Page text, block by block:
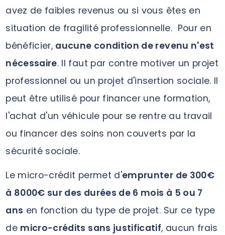
avez de faibles revenus ou si vous êtes en
situation de fragilité professionnelle. Pour en
bénéficier, aucune condition de revenu n'est
nécessaire. Il faut par contre motiver un projet
professionnel ou un projet d'insertion sociale. Il
peut être utilisé pour financer une formation,
l'achat d'un véhicule pour se rentre au travail
ou financer des soins non couverts par la
sécurité sociale.
Le micro-crédit permet d'emprunter de 300€
à 8000€ sur des durées de 6 mois à 5 ou 7
ans en fonction du type de projet. Sur ce type
de micro-crédits sans justificatif, aucun frais